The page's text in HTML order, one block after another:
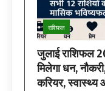
राशिफल
जुलाई राशिफल
मिलेगा धन,
करियर, स्वास्थ्य